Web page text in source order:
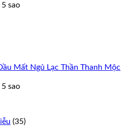
5 sao
Mất Ngủ Lạc Thần Thanh Mộc
5 sao
(35)